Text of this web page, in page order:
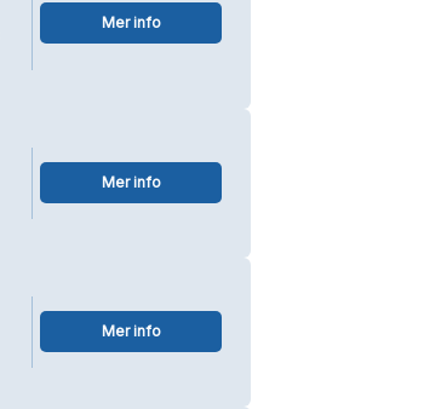
Mer info
Mer info
Mer info